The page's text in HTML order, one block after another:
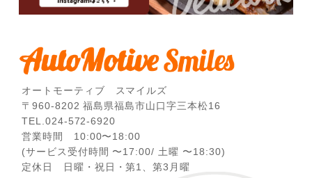
オートモーティブ スマイルズ
〒960-8202 福島県福島市山口字三本松16
TEL.024-572-6920
営業時間 10:00〜18:00
(サービス受付時間 〜17:00/ 土曜 〜18:30)
定休日 日曜・祝日・第1、第3月曜